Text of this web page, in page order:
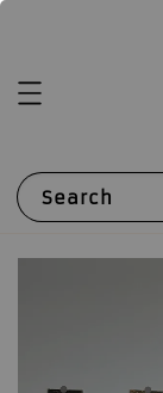
Search